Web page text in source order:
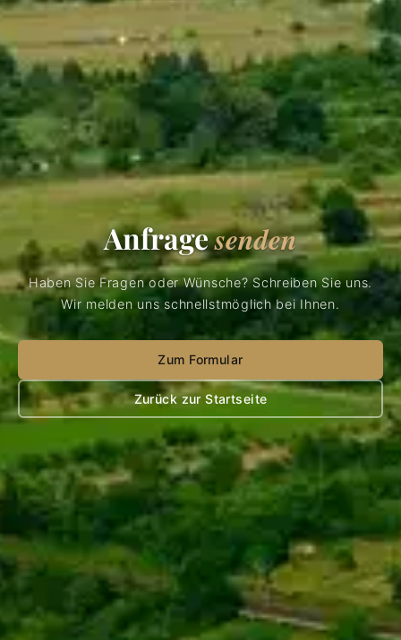
Anfragesenden
Haben Sie Fragen oder Wünsche? Schreiben Sie uns.
Wir melden uns schnellstmöglich bei Ihnen.
Zum Formular
Zurück zur Startseite